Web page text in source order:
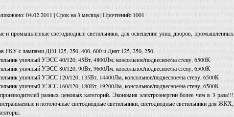
04.02.2011 | Срок на 3 месяца | Прочтений: 1001
и промышленные светодиодные светильники, для освещение улиц, дворов, промышленных
РКУ с лампами ДРЛ 125, 250, 400, 600 и Днат 125, 250, 250.
уличный УЭСС 40/120, 45Вт, 4800Лм, консольное/подвесное/на стену, 6500К
уличный УЭСС 80/120, 90Вт, 9600Лм, консольное/подвесное/на стену, 6500К
уличный УЭСС 120/120, 135Вт, 14400Лм, консольное/подвесное/на стену, 6500К
уличный УЭСС 160/120, 180Вт, 19200Лм, консольное/подвесное/на стену, 6500К
разных ценовых категорий. Экономия электроэнергии более чем в 3 раза!!!
и потолочные светодиодные светильники, светодиодные светильники для ЖКХ,